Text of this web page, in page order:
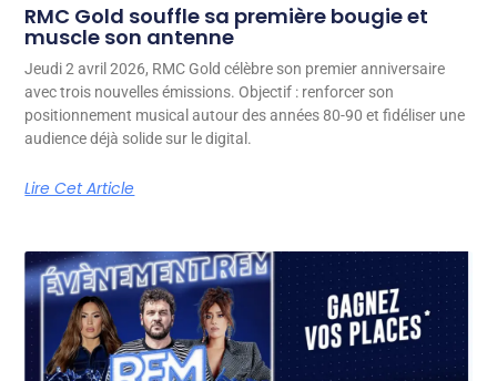
RMC Gold souffle sa première bougie et
muscle son antenne
Jeudi 2 avril 2026, RMC Gold célèbre son premier anniversaire
avec trois nouvelles émissions. Objectif : renforcer son
positionnement musical autour des années 80-90 et fidéliser une
audience déjà solide sur le digital.
Lire Cet Article